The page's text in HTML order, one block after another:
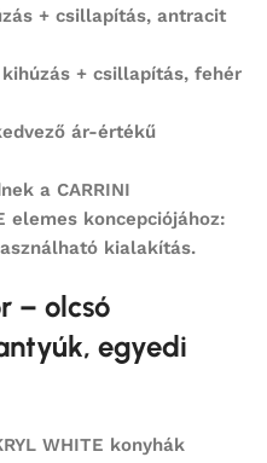
+ csillapítás, antracit
+ csillapítás, fehér
ár-értékű
a CARRINI
elemes koncepciójához:
kialakítás.
– olcsó
egyedi
WHITE konyhák